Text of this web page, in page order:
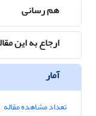
هم رسانی
ارجاع به این
آمار
تعداد مشاهده مقاله